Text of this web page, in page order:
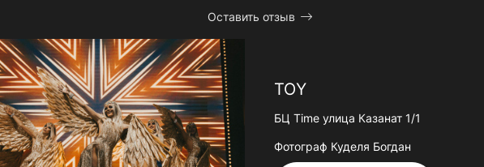
Оставить отзыв
TOY
БЦ Time улица Казанат 1/1
Фотограф Куделя Богдан